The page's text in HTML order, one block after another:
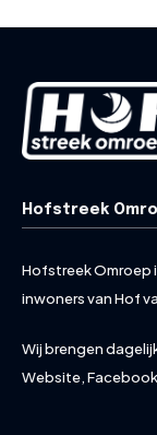
Hofstreek
Hofstreek Omroep
inwoners van Hof
Wij brengen
Website,